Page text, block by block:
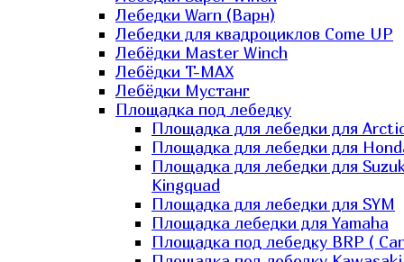
Лебедки Warn (Варн)
Лебедки для квадроциклов Come UP
Лебёдки Master Winch
Лебёдки T-MAX
Лебёдки Мустанг
Площадка под лебедку
Площадка для лебедки для
Площадка для лебедки для
Площадка для лебедки для
Kingquad
Площадка для лебедки для SYM
Площадка лебедки для Yamaha
Площадка под лебедку BRP (